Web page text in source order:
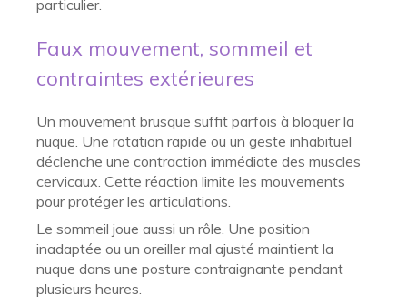
particulier.
Faux mouvement, sommeil et
contraintes extérieures
Un mouvement brusque suffit parfois à bloquer la
nuque. Une rotation rapide ou un geste inhabituel
déclenche une contraction immédiate des muscles
cervicaux. Cette réaction limite les mouvements
pour protéger les articulations.
Le sommeil joue aussi un rôle. Une position
inadaptée ou un oreiller mal ajusté maintient la
nuque dans une posture contraignante pendant
plusieurs heures.